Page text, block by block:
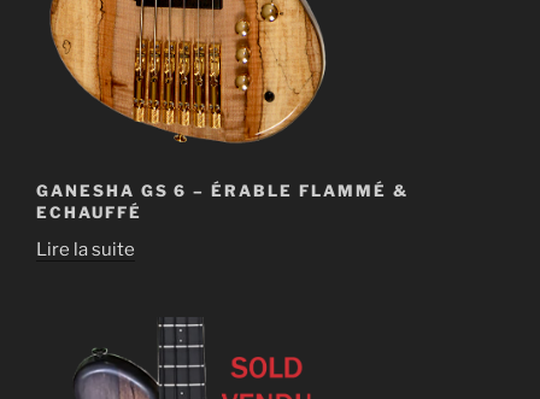
GANESHA GS 6 – ÉRABLE FLAMMÉ &
ECHAUFFÉ
Lire la suite